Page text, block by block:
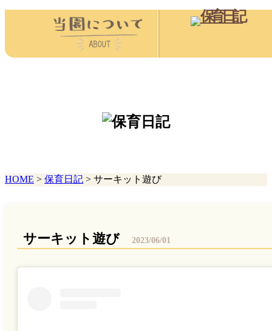
HOME > 保育日記 > サーキット遊び
サーキット遊び 2023/06/01